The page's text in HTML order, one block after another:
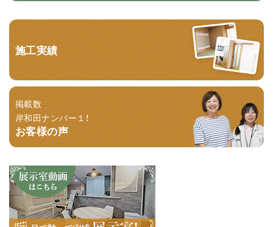
施工実績
掲載数
岸和田ナンバー１！
お客様の声